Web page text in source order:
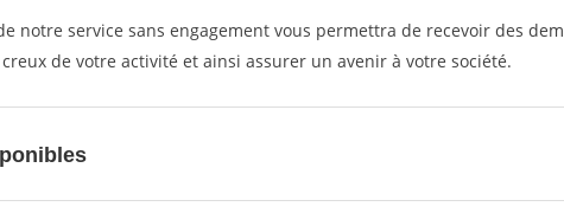
notre service sans engagement vous permettra de recevoir des
de votre activité et ainsi assurer un avenir à votre société.